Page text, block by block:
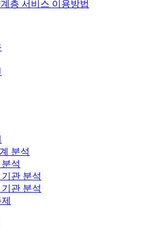
층 서비스 이용방법
분석
석
관 분석
관 분석